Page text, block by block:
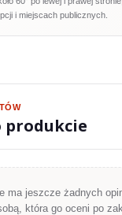
i miejscach publicznych.
produkcie
ma jeszcze żadnych
która go oceni po